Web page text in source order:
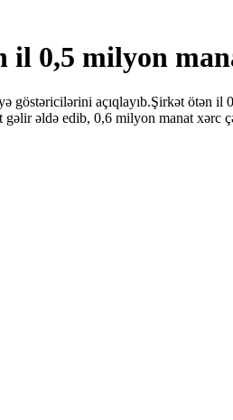
0,5 milyon
göstəricilərini açıqlayıb.Şirkət
əldə edib, 0,6 milyon manat